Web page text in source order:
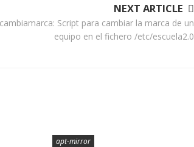
NEXT ARTICLE
cambiamarca: Script para cambiar la marca de un
equipo en el fichero /etc/escuela2.0
apt-mirror